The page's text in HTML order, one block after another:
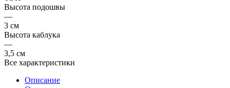
Высота подошвы
—
3 см
Высота каблука
—
3,5 см
Все характеристики
Описание